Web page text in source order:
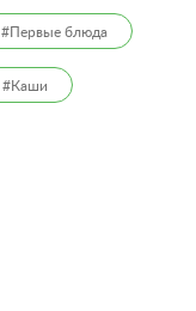
#Первые блюда
#Каши